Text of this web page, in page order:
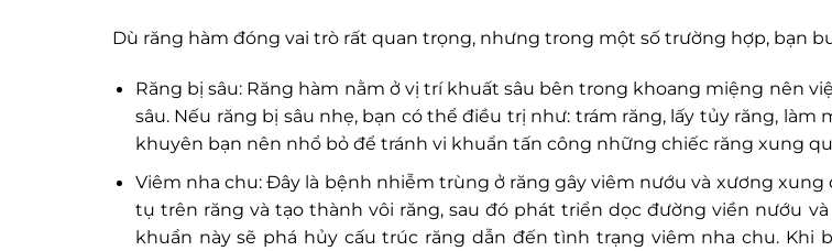
Dù răng hàm đóng vai trò rất quan trọng, nhưng trong một số trường hợp, bạn
Răng bị sâu: Răng hàm nằm ở vị trí khuất sâu bên trong khoang miệng nên
sâu. Nếu răng bị sâu nhẹ, bạn có thể điều trị như: trám răng, lấy tủy răng, làm
khuyên bạn nên nhổ bỏ để tránh vi khuẩn tấn công những chiếc răng xung
Viêm nha chu: Đây là bệnh nhiễm trùng ở răng gây viêm nướu và xương
tụ trên răng và tạo thành vôi răng, sau đó phát triển dọc đường viền nướu
khuẩn này sẽ phá hủy cấu trúc răng dẫn đến tình trạng viêm nha chu.